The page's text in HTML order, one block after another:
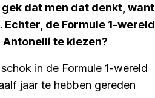
dat men dat denkt, want
de Formule 1-wereld
te kiezen?
in de Formule 1-wereld
jaar te hebben gereden